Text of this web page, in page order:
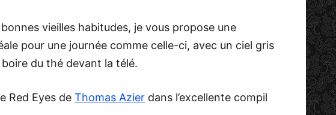
vieilles habitudes, je vous propose une
pour une journée comme celle-ci, avec un ciel gris
du thé devant la télé.
Red Eyes de Thomas Azier dans l’excellente compil